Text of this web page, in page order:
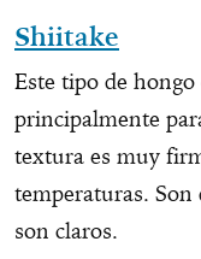
Shiitake
Este tipo de
principalmente
textura es muy
temperaturas.
son claros.